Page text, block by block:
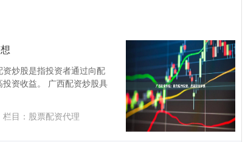
炒股是指投资者通过向配
资收益。 广西配资炒股具
栏目： 股票配资代理